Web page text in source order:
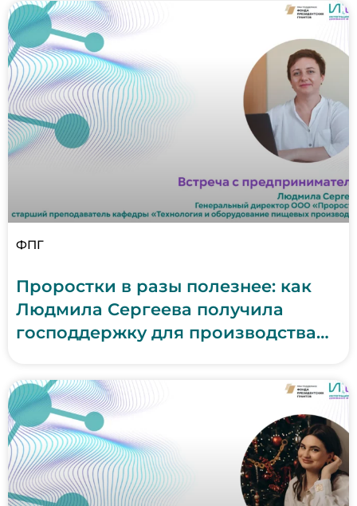
ФПГ
Проростки в разы полезнее: как
Людмила Сергеева получила
господдержку для производства
«Проростки», Запорожская
область)